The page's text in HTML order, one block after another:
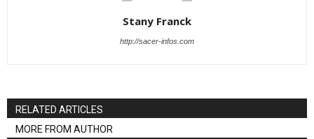
Stany Franck
http://sacer-infos.com
RELATED ARTICLES
MORE FROM AUTHOR